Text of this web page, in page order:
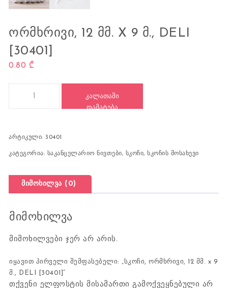
ᲝᲠᲛᲮᲠᲘᲕᲘ, 12 ᲛᲛ. X 9 Მ., DELI
[30401]
0.80 ₾
ᲙᲐᲚᲐᲗᲐᲨᲘ
ᲓᲐᲛᲐᲢᲔᲑᲐ
არტიკული:30401
კატეგორია: საკანცელარიო ნივთები, სკოჩი, სკოჩის მოსახევი
მიმოხილვა (0)
მიმოხილვა
მიმოხილვები ჯერ არ არის.
იყავით პირველი შემფასებელი: „სკოჩი, ორმხრივი, 12 მმ. x 9
მ., DELI [30401]“
თქვენი ელფოსტის მისამართი გამოქვეყნებული არ